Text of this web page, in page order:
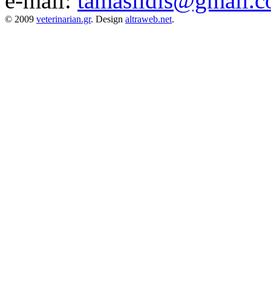
© 2009 veterinarian.gr. Design altraweb.net.